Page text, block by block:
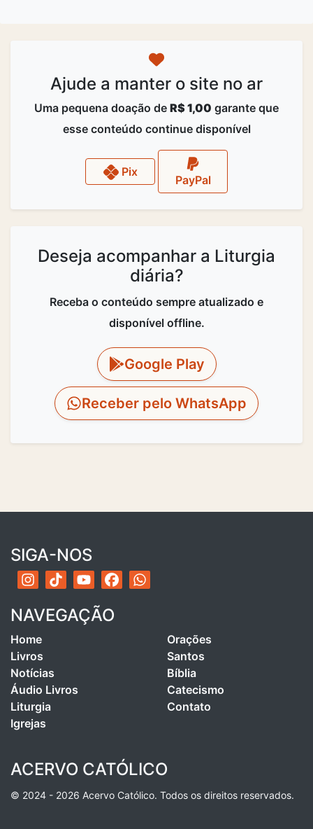
Ajude a manter o site no ar
Uma pequena doação de R$ 1,00 garante que
esse conteúdo continue disponível
Pix
PayPal
Deseja acompanhar a Liturgia
diária?
Receba o conteúdo sempre atualizado e
disponível offline.
Google Play
Receber pelo WhatsApp
SIGA-NOS
NAVEGAÇÃO
Home
Livros
Notícias
Áudio Livros
Liturgia
Igrejas
Orações
Santos
Bíblia
Catecismo
Contato
ACERVO CATÓLICO
© 2024 - 2026 Acervo Católico. Todos os direitos reservados.